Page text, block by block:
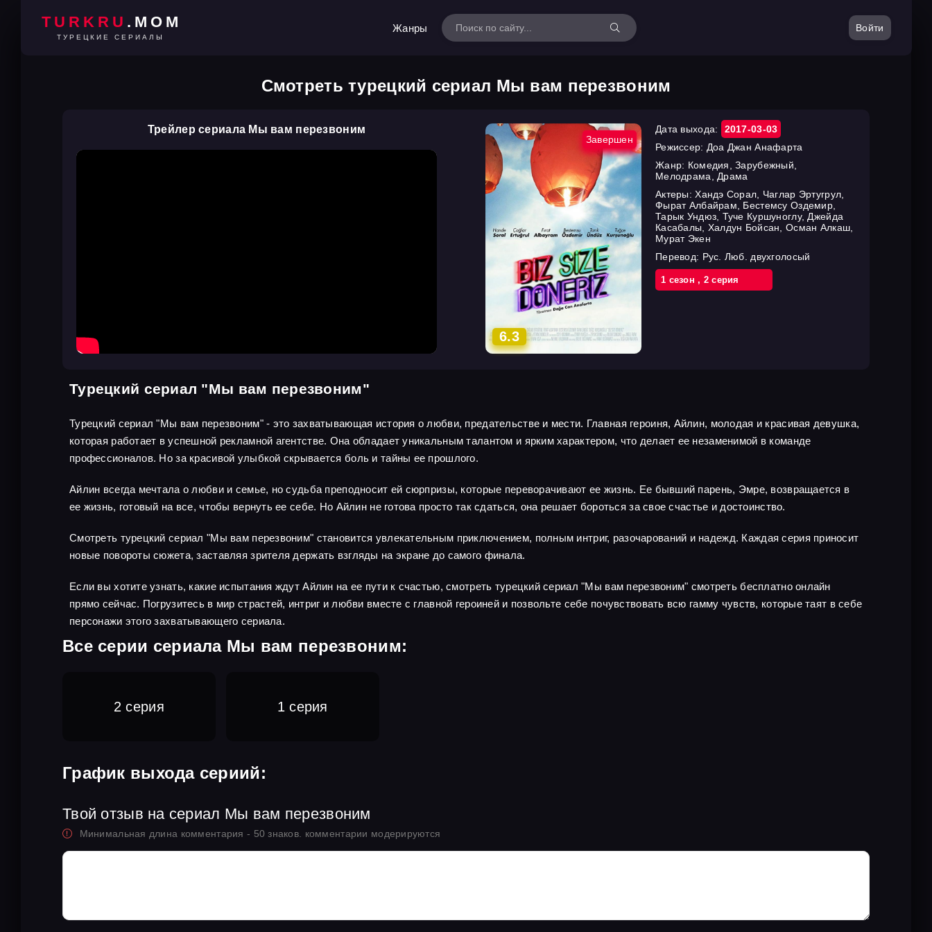
TURKRU .MOM
ТУРЕЦКИЕ СЕРИАЛЫ
Жанры Войти
Смотреть турецкий сериал Мы вам перезвоним
Трейлер сериала Мы вам перезвоним
Завершен
6.3
Дата выхода:
2017-03-03
Режиссер: Доа Джан Анафарта
Жанр: Комедия, Зарубежный,
Мелодрама, Драма
Актеры:Хандэ Сорал, Чаглар Эртугрул,
Фырат Албайрам, Бестемсу Оздемир,
Тарык Ундюз, Туче Куршуноглу, Джейда
Касабалы, Халдун Бойсан, Осман Алкаш,
Мурат Экен
Перевод: Рус. Люб. двухголосый
1 cезон, 2 cерия
Турецкий сериал "Мы вам перезвоним"
Турецкий сериал "Мы вам перезвоним" - это захватывающая история о любви, предательстве и мести. Главная героиня, Айлин, молодая и красивая девушка,
которая работает в успешной рекламной агентстве. Она обладает уникальным талантом и ярким характером, что делает ее незаменимой в команде
профессионалов. Но за красивой улыбкой скрывается боль и тайны ее прошлого.
Айлин всегда мечтала о любви и семье, но судьба преподносит ей сюрпризы, которые переворачивают ее жизнь. Ее бывший парень, Эмре, возвращается в
ее жизнь, готовый на все, чтобы вернуть ее себе. Но Айлин не готова просто так сдаться, она решает бороться за свое счастье и достоинство.
Смотреть турецкий сериал "Мы вам перезвоним" становится увлекательным приключением, полным интриг, разочарований и надежд. Каждая серия приносит
новые повороты сюжета, заставляя зрителя держать взгляды на экране до самого финала.
Если вы хотите узнать, какие испытания ждут Айлин на ее пути к счастью, смотреть турецкий сериал "Мы вам перезвоним" смотреть бесплатно онлайн
прямо сейчас. Погрузитесь в мир страстей, интриг и любви вместе с главной героиней и позвольте себе почувствовать всю гамму чувств, которые таят в себе
персонажи этого захватывающего сериала.
Все серии сериала Мы вам перезвоним:
2 серия 1 серия
График выхода сериий:
Твой отзыв на сериал Мы вам перезвоним
Минимальная длина комментария - 50 знаков. комментарии модерируются